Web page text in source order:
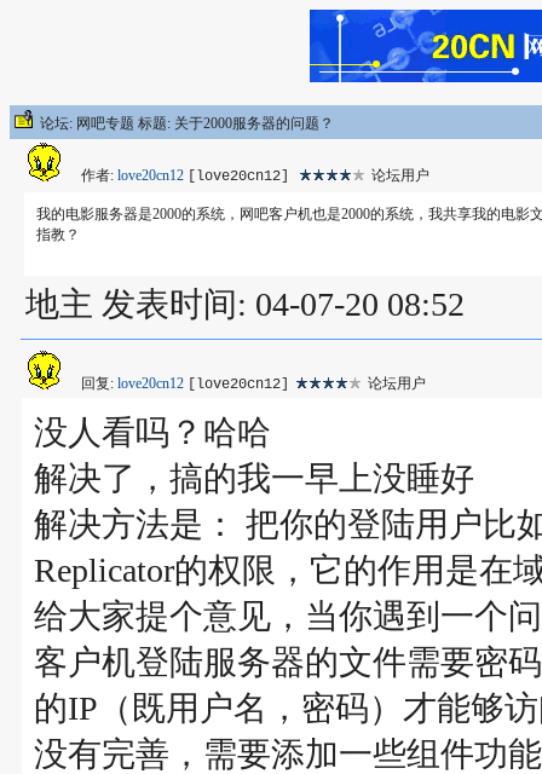
论坛: 网吧专题 标题: 关于2000服务器的问题？
作者: love20cn12 [love20cn12] 论坛用户
我的电影服务器是2000的系统，网吧客户机也是2000的系统，我共享我的电
指教？
地主 发表时间: 04-07-20 08:52
回复: love20cn12 [love20cn12] 论坛用户
没人看吗？哈哈
解决了，搞的我一早上没睡好
解决方法是： 把你的登陆用户比
Replicator的权限，它的作用是在
给大家提个意见，当你遇到一个
客户机登陆服务器的文件需要密
的IP（既用户名，密码）才能够
没有完善，需要添加一些组件功